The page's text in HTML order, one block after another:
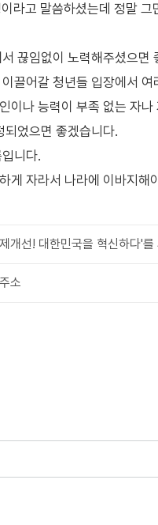
라고 말씀하셨는데 정말
끊임없이 노력해주셨으면
끌어갈 청년들 입장에서
이나 능력이 부족 없는 자
되었으면 좋겠습니다.
니다.
게 자라서 나라에 이바지해
개선! 대한민국을 혁신하다'를
소